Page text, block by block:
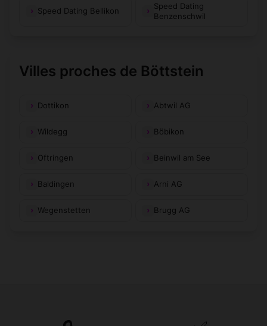
Speed Dating Bellikon
Speed Dating
Benzenschwil
Villes proches de Böttstein
Dottikon Abtwil AG
Wildegg Böbikon
Oftringen Beinwil am See
Baldingen Arni AG
Wegenstetten Brugg AG